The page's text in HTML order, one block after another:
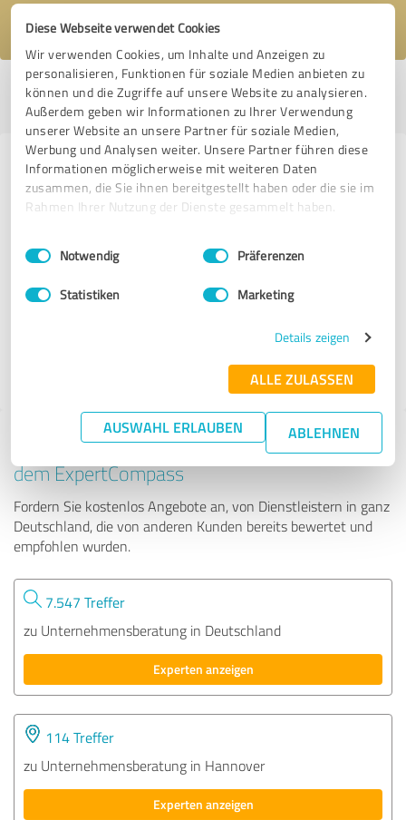
Diese Webseite verwendet Cookies
Wir verwenden Cookies, um Inhalte und Anzeigen zu
personalisieren, Funktionen für soziale Medien anbieten zu
können und die Zugriffe auf unsere Website zu analysieren.
Außerdem geben wir Informationen zu Ihrer Verwendung
unserer Website an unsere Partner für soziale Medien,
Werbung und Analysen weiter. Unsere Partner führen diese
Informationen möglicherweise mit weiteren Daten
zusammen, die Sie ihnen bereitgestellt haben oder die sie im
Rahmen Ihrer Nutzung der Dienste gesammelt haben.
Impressum Datenschutzbestimmungen
Einwilligungsauswahl
Notwendig Präferenzen
Statistiken Marketing
Details zeigen
ALLE ZULASSEN
AUSWAHL ERLAUBEN ABLEHNEN
Ich stimme den
Profil aktiv seit 01.07.2020 |Letzte Aktualisierung: 05.07.2026|Profil
melden
Erfahrungen zu weiteren
Anbietern aus dem Bereich
Sandra Radünz BUSINESS AND MAGIC
Tipp: Die passenden Experten finden - mit
dem ExpertCompass
Fordern Sie kostenlos Angebote an, von Dienstleistern in ganz
Deutschland, die von anderen Kunden bereits bewertet und
empfohlen wurden.
7.547 Treffer
zu Unternehmensberatung in Deutschland
Experten anzeigen
114 Treffer
zu Unternehmensberatung in Hannover
Experten anzeigen